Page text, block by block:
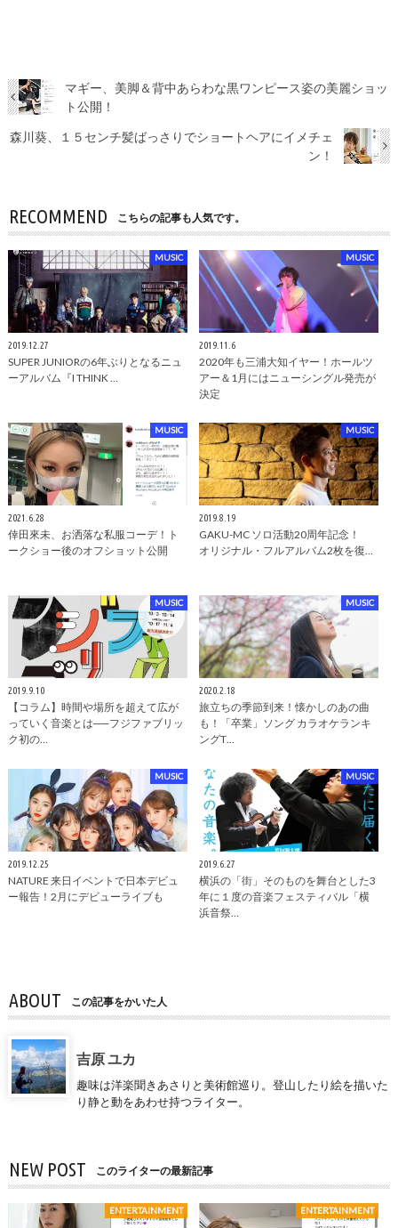
マギー、美脚＆背中あらわな黒ワンピース姿の美麗ショッ
ト公開！
森川葵、１５センチ髪ばっさりでショートヘアにイメチェ
ン！
RECOMMEND こちらの記事も人気です。
MUSIC
2019.12.27
SUPER JUNIORの6年ぶりとなるニュ
ーアルバム『I THINK …
MUSIC
2019.11.6
2020年も三浦大知イヤー！ホールツ
アー＆1月にはニューシングル発売が
決定
MUSIC
2021.6.28
倖田來未、お洒落な私服コーデ！ト
ークショー後のオフショット公開
MUSIC
2019.8.19
GAKU-MC ソロ活動20周年記念！
オリジナル・フルアルバム2枚を復…
MUSIC
2019.9.10
【コラム】時間や場所を超えて広が
っていく音楽とは──フジファブリッ
ク初の…
MUSIC
2020.2.18
旅立ちの季節到来！懐かしのあの曲
も！「卒業」ソング カラオケランキ
ングT…
MUSIC
2019.12.25
NATURE 来日イベントで日本デビュ
ー報告！2月にデビューライブも
MUSIC
2019.6.27
横浜の「街」そのものを舞台とした3
年に１度の音楽フェスティバル「横
浜音祭…
ABOUT この記事をかいた人
吉原 ユカ
趣味は洋楽聞きあさりと美術館巡り。登山したり絵を描いた
り静と動をあわせ持つライター。
NEW POST このライターの最新記事
ENTERTAINMENT ENTERTAINMENT